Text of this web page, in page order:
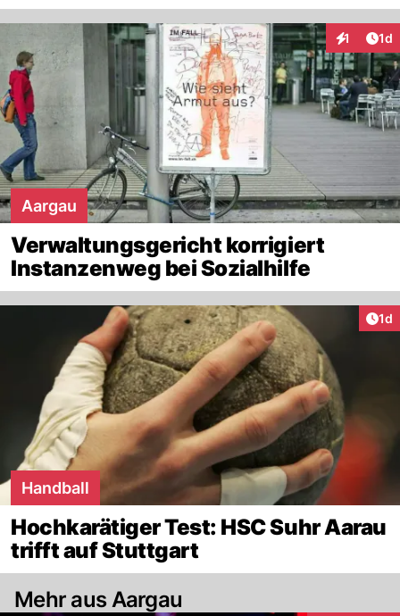
1 1d
Aargau
Verwaltungsgericht korrigiert
Instanzenweg bei Sozialhilfe
1d
Handball
Hochkarätiger Test: HSC Suhr Aarau
trifft auf Stuttgart
Mehr aus Aargau